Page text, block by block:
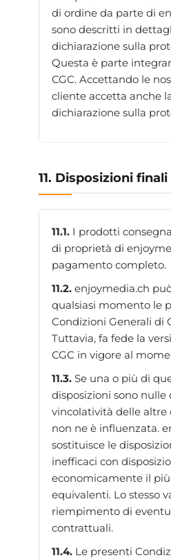
di ordine da parte di
sono descritti in
dichiarazione sulla
Questa è parte
CGC. Accettando le
cliente accetta anche
dichiarazione sulla
11. Disposizioni finali
11.1. I prodotti
di proprietà di
pagamento completo.
11.2. enjoymedia.ch
qualsiasi momento le
Condizioni Generali di
Tuttavia, fa fede la
CGC in vigore al
11.3. Se una o più di
disposizioni sono nulle
vincolatività delle altre
non ne è influenzata.
sostituisce le
inefficaci con
economicamente il
equivalenti. Lo stesso
riempimento di
contrattuali.
11.4. Le presenti